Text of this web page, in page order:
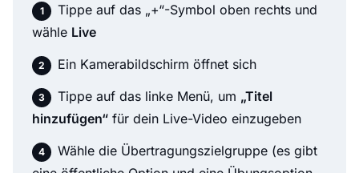
Tippe auf das „+“-Symbol oben rechts und
wähle Live
Ein Kamerabildschirm öffnet sich
Tippe auf das linke Menü, um „Titel
hinzufügen“ für dein Live-Video einzugeben
Wähle die Übertragungszielgruppe (es gibt